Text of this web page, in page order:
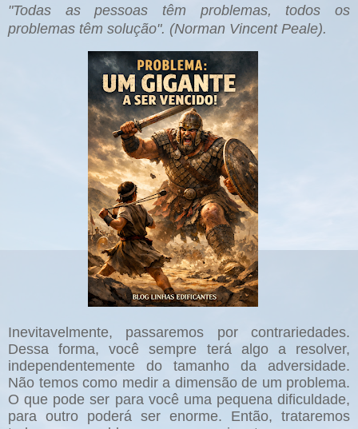
"Todas as pessoas têm problemas, todos os
problemas têm solução". (Norman Vincent Peale).
Inevitavelmente, passaremos por contrariedades.
Dessa forma, você sempre terá algo a resolver,
independentemente do tamanho da adversidade.
Não temos como medir a dimensão de um problema.
O que pode ser para você uma pequena dificuldade,
para outro poderá ser enorme. Então, trataremos